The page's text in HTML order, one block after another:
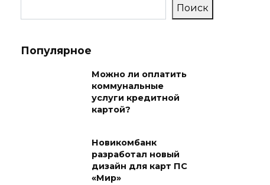
Поиск
Популярное
Можно ли оплатить
коммунальные
услуги кредитной
картой?
Новикомбанк
разработал новый
дизайн для карт ПС
«Мир»